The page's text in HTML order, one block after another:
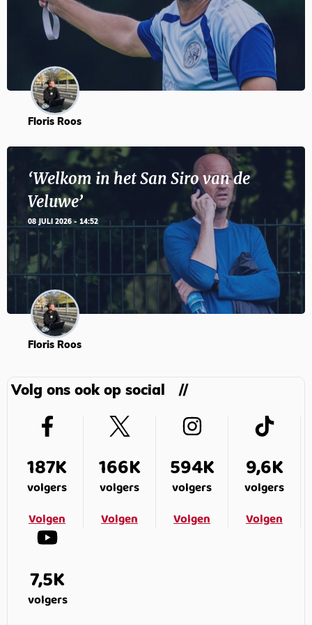
Floris Roos
‘Welkom in het San Siro van de
Veluwe’
08 JULI 2026 - 14:52
Floris Roos
Volg ons ook op social
187K
volgers
Volgen
166K
volgers
Volgen
594K
volgers
Volgen
9,6K
volgers
Volgen
7,5K
volgers